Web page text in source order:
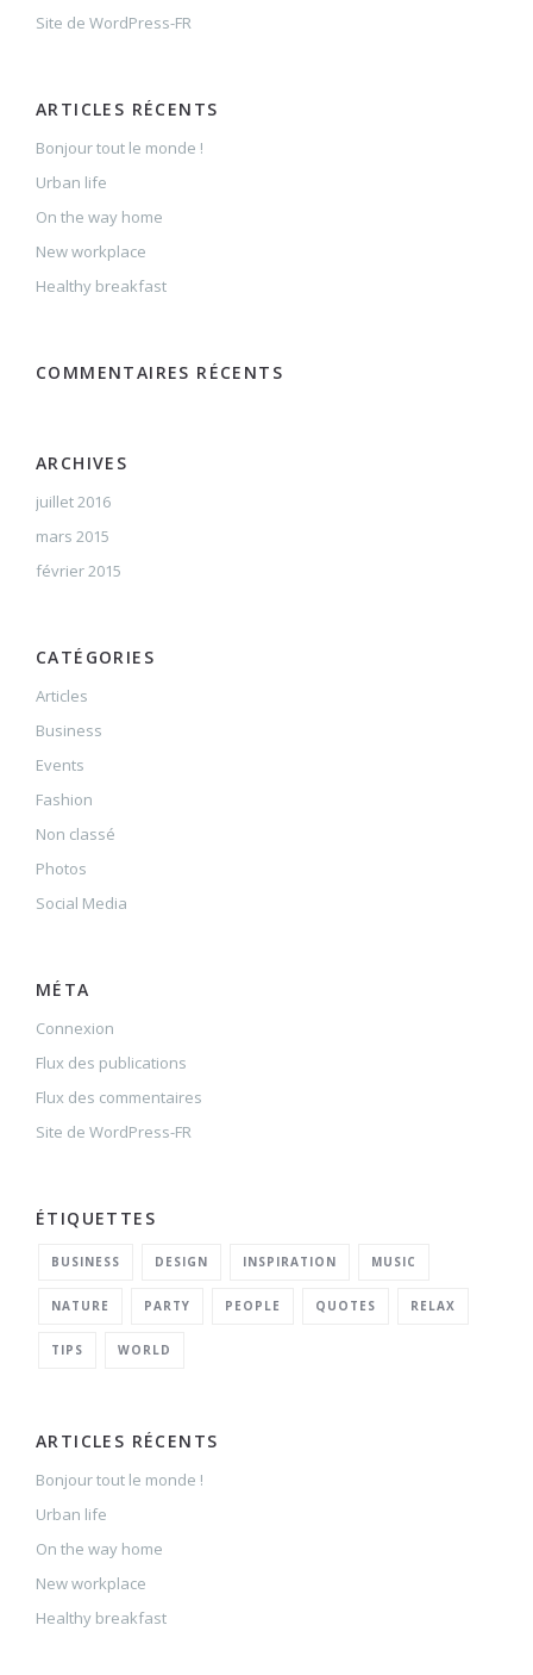
Site de WordPress-FR
ARTICLES RÉCENTS
Bonjour tout le monde !
Urban life
On the way home
New workplace
Healthy breakfast
COMMENTAIRES RÉCENTS
ARCHIVES
juillet 2016
mars 2015
février 2015
CATÉGORIES
Articles
Business
Events
Fashion
Non classé
Photos
Social Media
MÉTA
Connexion
Flux des publications
Flux des commentaires
Site de WordPress-FR
ÉTIQUETTES
BUSINESS DESIGN INSPIRATION MUSIC
NATURE PARTY PEOPLE QUOTES RELAX
TIPS WORLD
ARTICLES RÉCENTS
Bonjour tout le monde !
Urban life
On the way home
New workplace
Healthy breakfast